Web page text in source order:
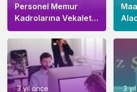
Personel Memur
Kadrolarına Vekalet
Edemez!
3 yıl önce 3